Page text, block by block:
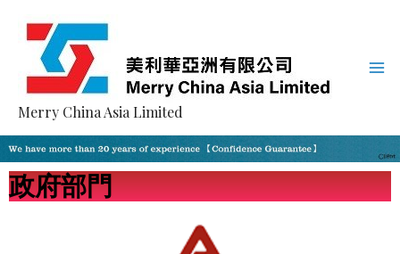
Merry China Asia Limited
政府部門